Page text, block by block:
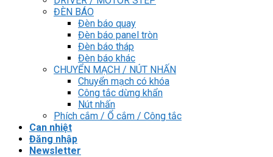
ĐÈN BÁO
Đèn báo quay
Đèn báo panel tròn
Đèn báo tháp
Đèn báo khác
CHUYỂN MẠCH / NÚT NHẤN
Chuyển mạch có khóa
Công tắc dừng khẩn
Nút nhấn
Phích cắm / Ổ cắm / Công tắc
Can nhiệt
Đăng nhập
Newsletter